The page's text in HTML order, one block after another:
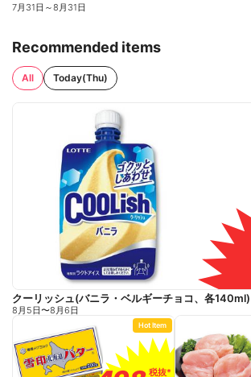
7月31日 ～8月31日
Recommended items
All Today(Thu)
クーリッシュ(バニラ・ベルギーチョコ、各140ml)
8月5日〜8月6日
Hot Item
税抜*
税抜*